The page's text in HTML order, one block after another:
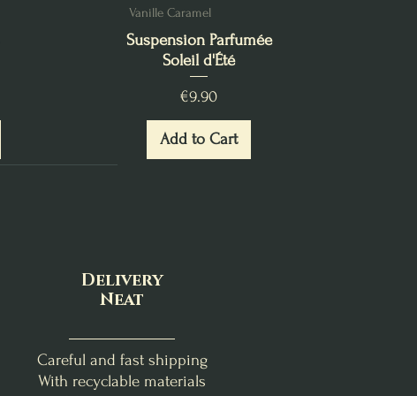
Vanille Caramel
Suspension Parfumée
Soleil d'Été
Price
€9.90
Add to Cart
Delivery
Neat
Careful and fast shipping
With recyclable materials